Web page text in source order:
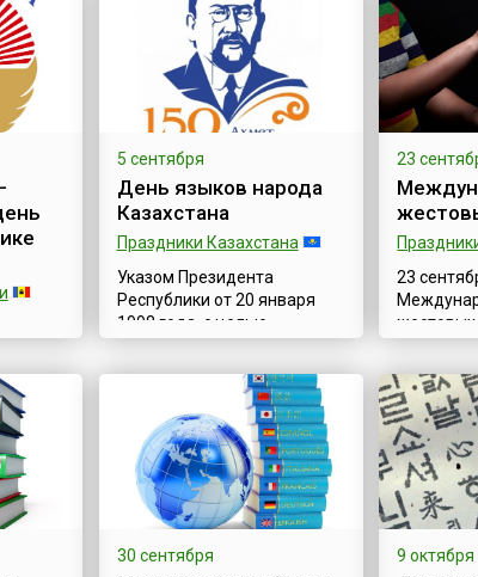
—
и
5 сентября
День языков народа
Казахстана
Праздники Казахстана
Указом Президента
Республики от 20 января
1998 года, с целью
своей стране и расширении
знаний о языках, традициях
разных национальностей, в
стране был установлен
праздник День языков
народа Казахстана.
Изначально он отмечался в
третье воскресенье
23
23
жестовых
обратить
значение
тому же
— это
защитить
30 сентября 9 октября